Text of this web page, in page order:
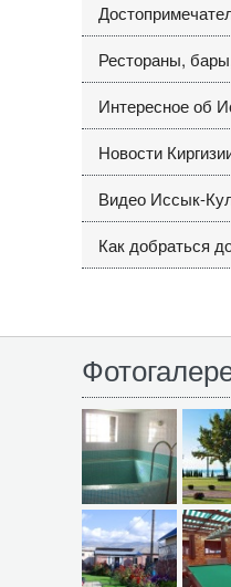
Рестораны,
Интересное об
Новости
Видео Иссык-
Как добраться